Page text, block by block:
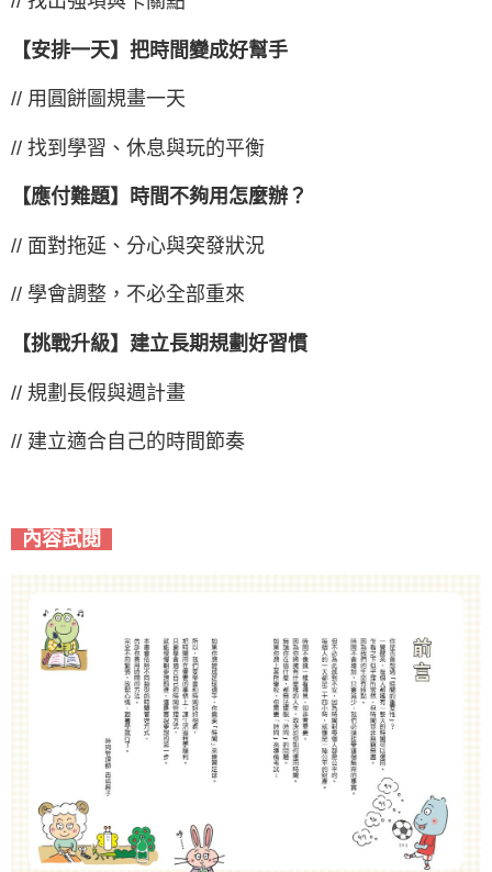
【安排一天】把時間變成好幫手
// 用圓餅圖規畫一天
// 找到學習、休息與玩的平衡
【應付難題】時間不夠用怎麼辦？
// 面對拖延、分心與突發狀況
// 學會調整，不必全部重來
【挑戰升級】建立長期規劃好習慣
// 規劃長假與週計畫
// 建立適合自己的時間節奏
內容試閱